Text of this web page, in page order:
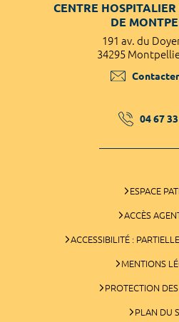
CENTRE
DE
191 av. du
34295
Contacter
04 67
ESPACE
ACCÈS
ACCESSIBILITÉ :
MENTIONS
PROTECTION
PLAN DU